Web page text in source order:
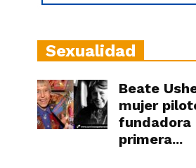
Sexualidad
Beate
mujer
fundadora
primera...